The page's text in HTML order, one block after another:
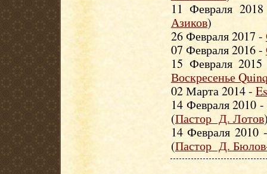
11 Февраля
Азиков)
26 Февраля 2017 -
07 Февраля 2016 -
15 Февраля
Воскресенье
02 Марта 2014 -
14 Февраля 2010
(Пастор Д. Лотов
14 Февраля
(Пастор Д.